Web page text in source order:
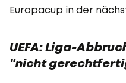
Europacup in der
UEFA: Liga-
"nicht